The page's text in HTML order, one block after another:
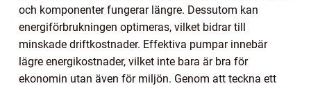
och komponenter fungerar längre. Dessutom kan
energiförbrukningen optimeras, vilket bidrar till
minskade driftkostnader. Effektiva pumpar innebär
lägre energikostnader, vilket inte bara är bra för
ekonomin utan även för miljön. Genom att teckna ett